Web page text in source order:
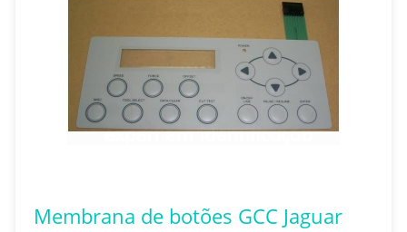
Membrana de botões GCC Jaguar